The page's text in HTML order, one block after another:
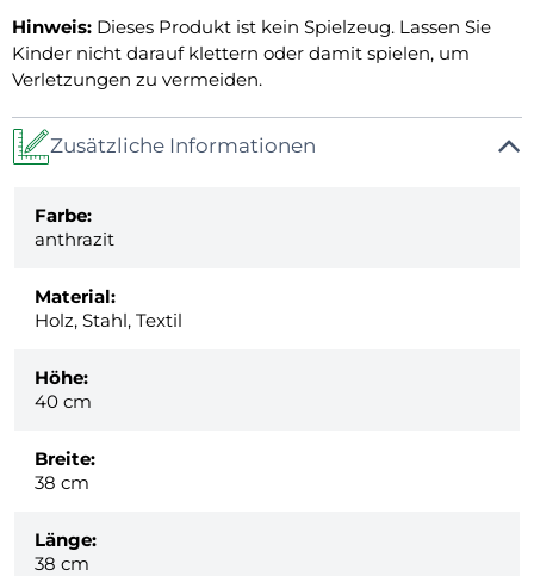
Hinweis: Dieses Produkt ist kein Spielzeug. Lassen Sie
Kinder nicht darauf klettern oder damit spielen, um
Verletzungen zu vermeiden.
Zusätzliche Informationen
Farbe:
anthrazit
Material:
Holz, Stahl, Textil
Höhe:
40 cm
Breite:
38 cm
Länge:
38 cm